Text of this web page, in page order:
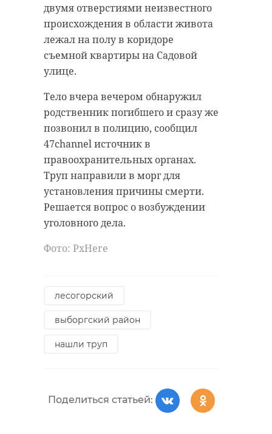
двумя отверстиями неизвестного
происхождения в области живота
лежал на полу в коридоре
съемной квартиры на Садовой
улице.
Тело вчера вечером обнаружил
родственник погибшего и сразу же
позвонил в полицию, сообщил
47channel источник в
правоохранительных органах.
Труп направили в морг для
установления причины смерти.
Решается вопрос о возбуждении
уголовного дела.
Фото: PxHere
лесогорский
выборгский район
нашли труп
Поделиться статьей: